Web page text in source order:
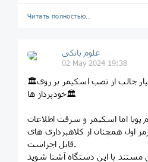
Читать полностью…
علوم بانکی
02 May 2024 19:38
🏛مستند آموزشی بسیار جالب از نصب اسکیمر بر روی
خودپرداز ها🏛
پویا اما اسکیمر و سرقت اطلاعات
اول همچنان از کلاهبرداری های
قابل اجراست.